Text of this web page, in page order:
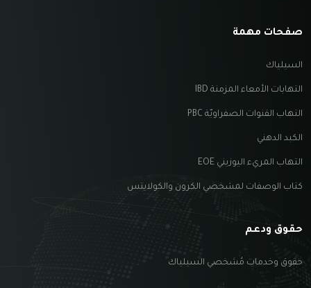
صفحات مهمة
السيلياك
التهابات الأمعاء المزمنة IBD
التهاب القنوات الصفراويّة PBC
الكبد الدهني
التهاب المريء اليوزيني EOE
كتاب الوصفات لمشخصي الكرون والكولايتس
حقوق ودعم
حقوق وخدمات مُشخصي السيلياك